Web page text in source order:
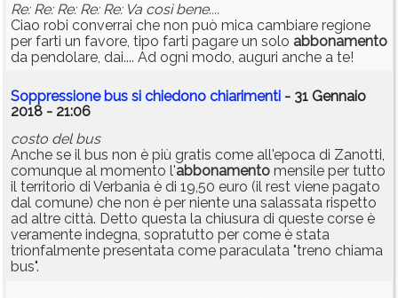
Re: Re: Re: Re: Re: Va così bene....
Ciao robi converrai che non può mica cambiare regione
per farti un favore, tipo farti pagare un solo abbonamento
da pendolare, dai.... Ad ogni modo, auguri anche a te!
Soppressione bus si chiedono chiarimenti - 31 Gennaio
2018 - 21:06
costo del bus
Anche se il bus non è più gratis come all'epoca di Zanotti,
comunque al momento l'abbonamento mensile per tutto
il territorio di Verbania è di 19,50 euro (il rest viene pagato
dal comune) che non è per niente una salassata rispetto
ad altre città. Detto questa la chiusura di queste corse è
veramente indegna, sopratutto per come è stata
trionfalmente presentata come paraculata "treno chiama
bus".